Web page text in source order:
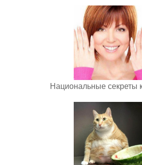
Национальные секреты